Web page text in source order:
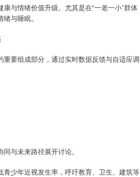
与情绪价值升级。尤其是在“一老一小”群体
与睡眠。
要组成部分，通过实时数据反馈与自适应调
与未来路径展开讨论。
少年近视发生率，呼吁教育、卫生、建筑等